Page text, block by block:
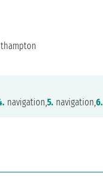
navigation,5. navigation,6.